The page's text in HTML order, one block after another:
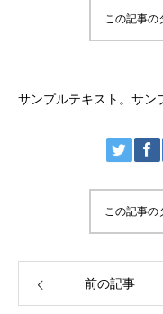
この記事の
サンプルテキスト。サン
この記事の
前の記事